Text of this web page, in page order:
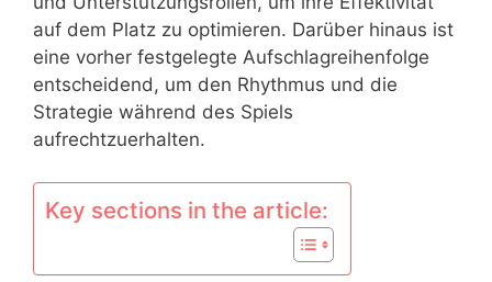
auf dem Platz zu optimieren. Darüber hinaus ist
eine vorher festgelegte Aufschlagreihenfolge
entscheidend, um den Rhythmus und die
Strategie während des Spiels
aufrechtzuerhalten.
Key sections in the article: